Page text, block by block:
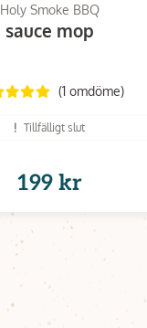
Holy Smoke BBQ
sauce mop
(1 omdöme)
Tillfälligt slut
199 kr